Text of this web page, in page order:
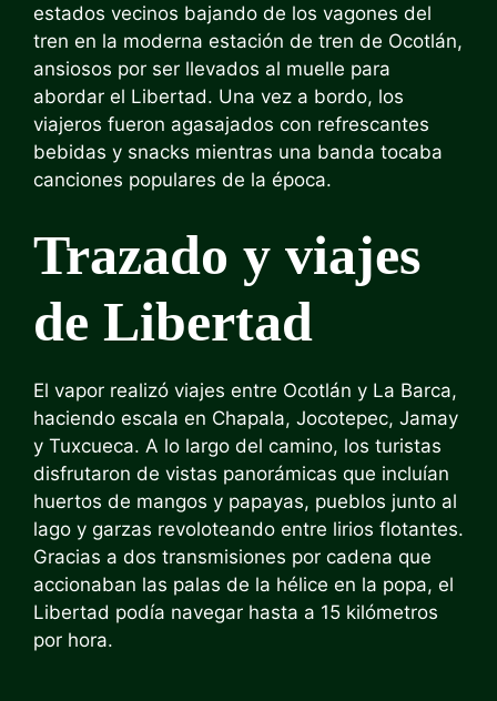
estados vecinos bajando de los vagones del
tren en la moderna estación de tren de Ocotlán,
ansiosos por ser llevados al muelle para
abordar el Libertad. Una vez a bordo, los
viajeros fueron agasajados con refrescantes
bebidas y snacks mientras una banda tocaba
canciones populares de la época.
Trazado y viajes
de Libertad
El vapor realizó viajes entre Ocotlán y La Barca,
haciendo escala en Chapala, Jocotepec, Jamay
y Tuxcueca. A lo largo del camino, los turistas
disfrutaron de vistas panorámicas que incluían
huertos de mangos y papayas, pueblos junto al
lago y garzas revoloteando entre lirios flotantes.
Gracias a dos transmisiones por cadena que
accionaban las palas de la hélice en la popa, el
Libertad podía navegar hasta a 15 kilómetros
por hora.